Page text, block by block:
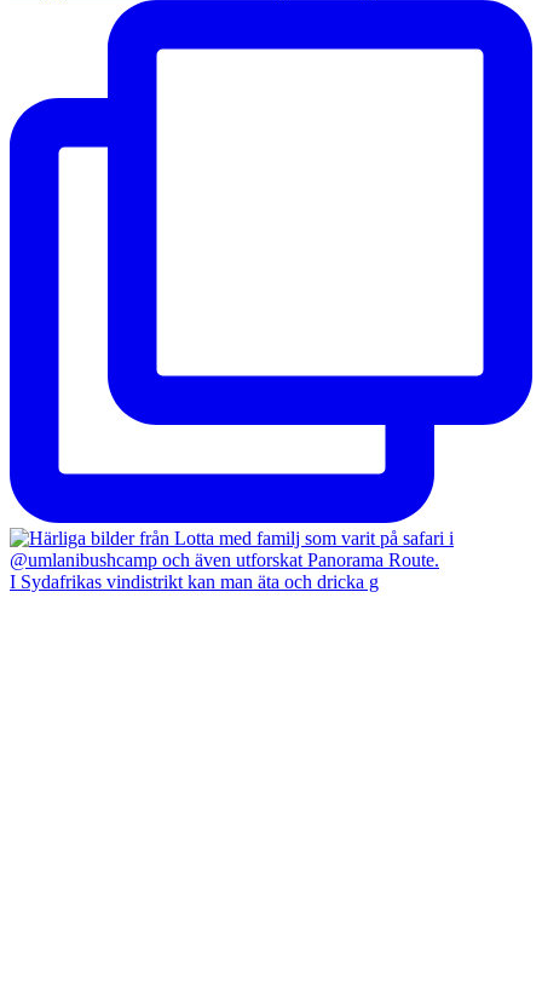
I Sydafrikas vindistrikt kan man äta och dricka g